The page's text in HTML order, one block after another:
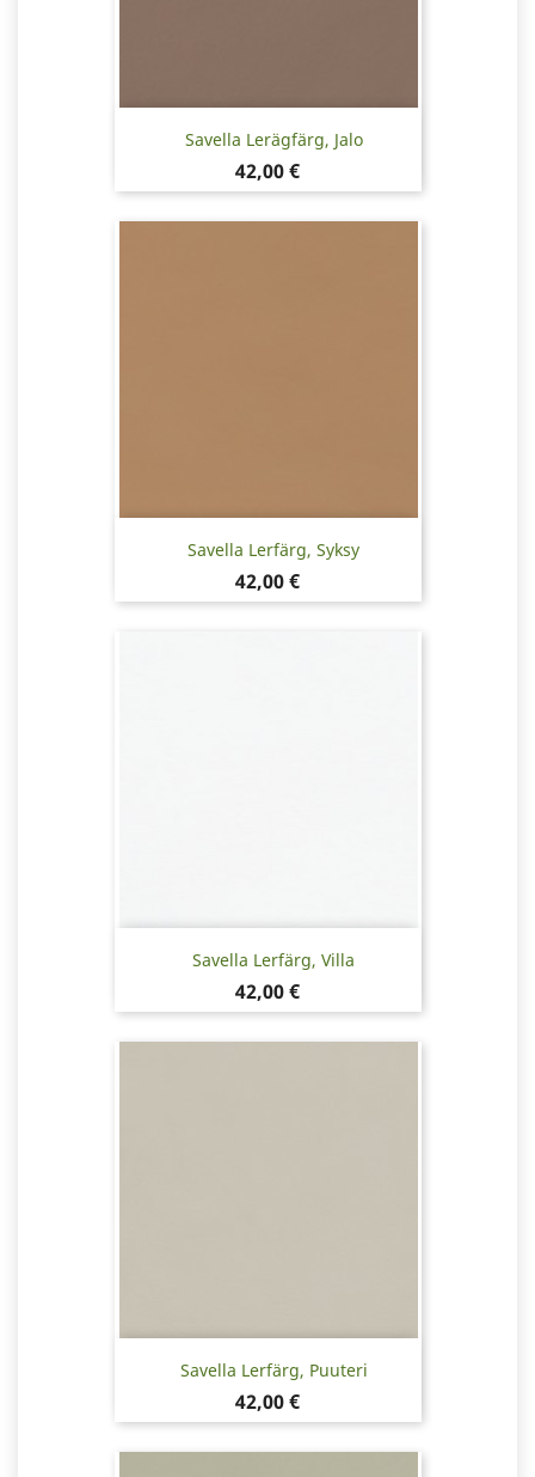
Savella Lerägfärg, Jalo
Pris
42,00 €
Savella Lerfärg, Syksy
Pris
42,00 €
Savella Lerfärg, Villa
Pris
42,00 €
Savella Lerfärg, Puuteri
Pris
42,00 €